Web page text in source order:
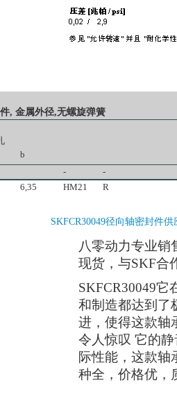
, 金属外径,无螺旋弹簧
b
-
-
6,35 HM21 R
SKFCR30049径向轴密封件供
八零动力专业销
现货，与SKF合
SKFCR30049
和制造都达到了
进，使得这款轴
令人惊叹 它的
际性能，这款轴
种全，价格优，